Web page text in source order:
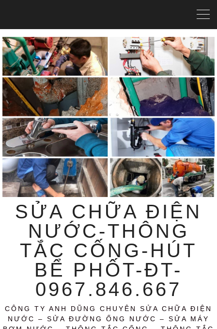
SỬA CHỮA ĐIỆN
NƯỚC-THÔNG
TẮC CỐNG-HÚT
BỂ PHỐT-ĐT-
0967.846.667
CÔNG TY ANH DŨNG CHUYÊN SỬA CHỮA ĐIỆN
NƯỚC – SỬA ĐƯỜNG ỐNG NƯỚC – SỬA MÁY